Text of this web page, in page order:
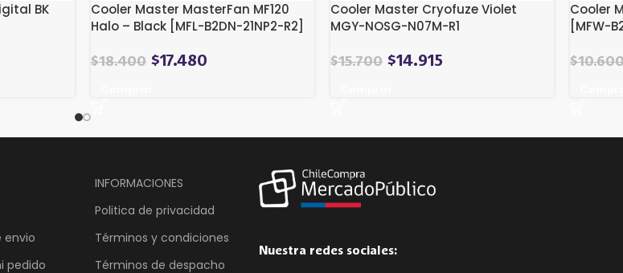
BK
Cooler Master MasterFan MF120
Halo – Black [MFL-B2DN-21NP2-R2]
$18.400 $17.480
Cooler Master Cryofuze Violet
MGY-NOSG-N07M-R1
$15.700 $14.915
Cooler
[MFW-
$
envio
pedido
INFORMACIONES
Politica de privacidad
Términos y condiciones
Términos de despacho
Nuestra redes sociales: